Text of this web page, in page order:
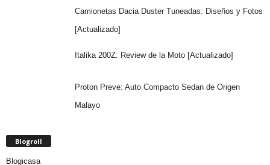
Camionetas Dacia Duster Tuneadas: Diseños y Fotos
[Actualizado]
Italika 200Z: Review de la Moto [Actualizado]
Proton Preve: Auto Compacto Sedan de Origen
Malayo
Blogroll
Blogicasa